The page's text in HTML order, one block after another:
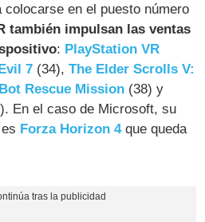
colocarse en el puesto número
también impulsan las ventas
: PlayStation VR
7 (34),The Elder Scrolls V:
Rescue Mission (38) y
En el caso de Microsoft, su
Forza Horizon 4que queda